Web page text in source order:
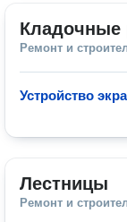
Кладочные
Ремонт и
Устройство
Лестницы
Ремонт и